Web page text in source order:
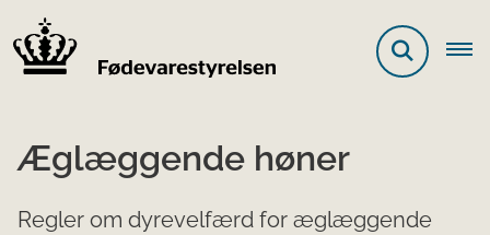
Æglæggende høner
Regler om dyrevelfærd for æglæggende